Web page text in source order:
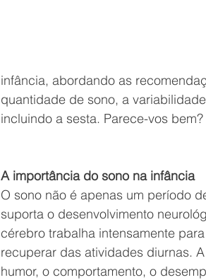
infância, abordando as
quantidade de sono, a
incluindo a sesta. Parece-vos bem?
A importância do sono na infância
O sono não é apenas um período
suporta o desenvolvimento
cérebro trabalha intensamente
recuperar das atividades diurnas.
humor, o comportamento, o